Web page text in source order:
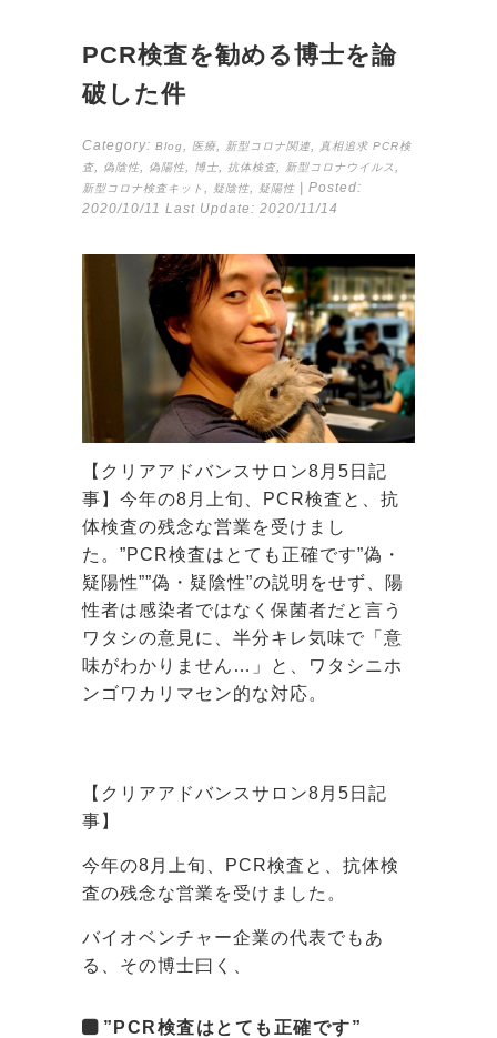
PCR検査を勧める博士を論
破した件
Category: Blog 医療 新型コロナ関連 真相追求 PCR検
査
偽陰性 偽陽性 博士 抗体検査 新型コロナウイルス
新型コロナ検査キット 疑陰性 疑陽性 | Posted:
2020/10/11 Last Update: 2020/11/14
【クリアアドバンスサロン8月5日記
事】今年の8月上旬、PCR検査と、抗
体検査の残念な営業を受けまし
た。”PCR検査はとても正確です”偽・
疑陽性””偽・疑陰性”の説明をせず、陽
性者は感染者ではなく保菌者だと言う
ワタシの意見に、半分キレ気味で「意
味がわかりません…」と、ワタシニホ
ンゴワカリマセン的な対応。
【クリアアドバンスサロン8月5日記
事】
今年の8月上旬、PCR検査と、抗体検
査の残念な営業を受けました。
バイオベンチャー企業の代表でもあ
る、その博士曰く、
”PCR検査はとても正確です”